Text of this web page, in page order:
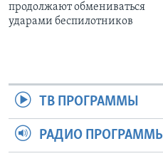
продолжают обмениваться
ударами беспилотников
ТВ ПРОГРАММЫ
РАДИО ПРОГРАММЫ